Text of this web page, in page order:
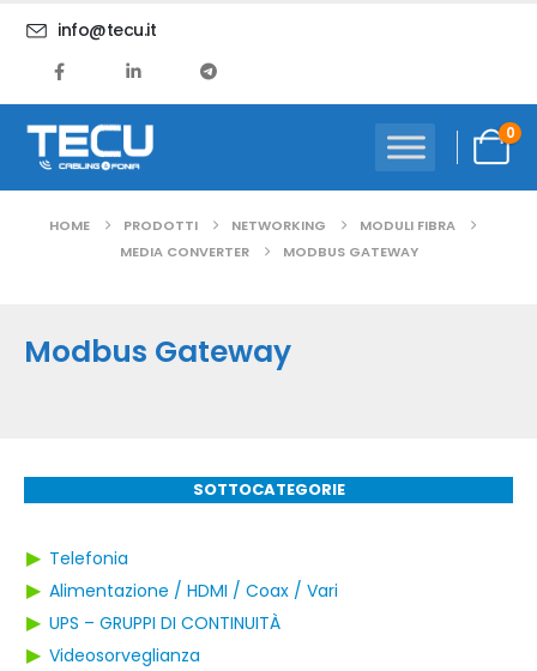
info@tecu.it
0
HOME PRODOTTI NETWORKING
MODULI FIBRA
MEDIA CONVERTER
MODBUS GATEWAY
Modbus Gateway
SOTTOCATEGORIE
▶ Telefonia
▶ Alimentazione / HDMI / Coax / Vari
▶ UPS – GRUPPI DI CONTINUITÀ
▶ Videosorveglianza